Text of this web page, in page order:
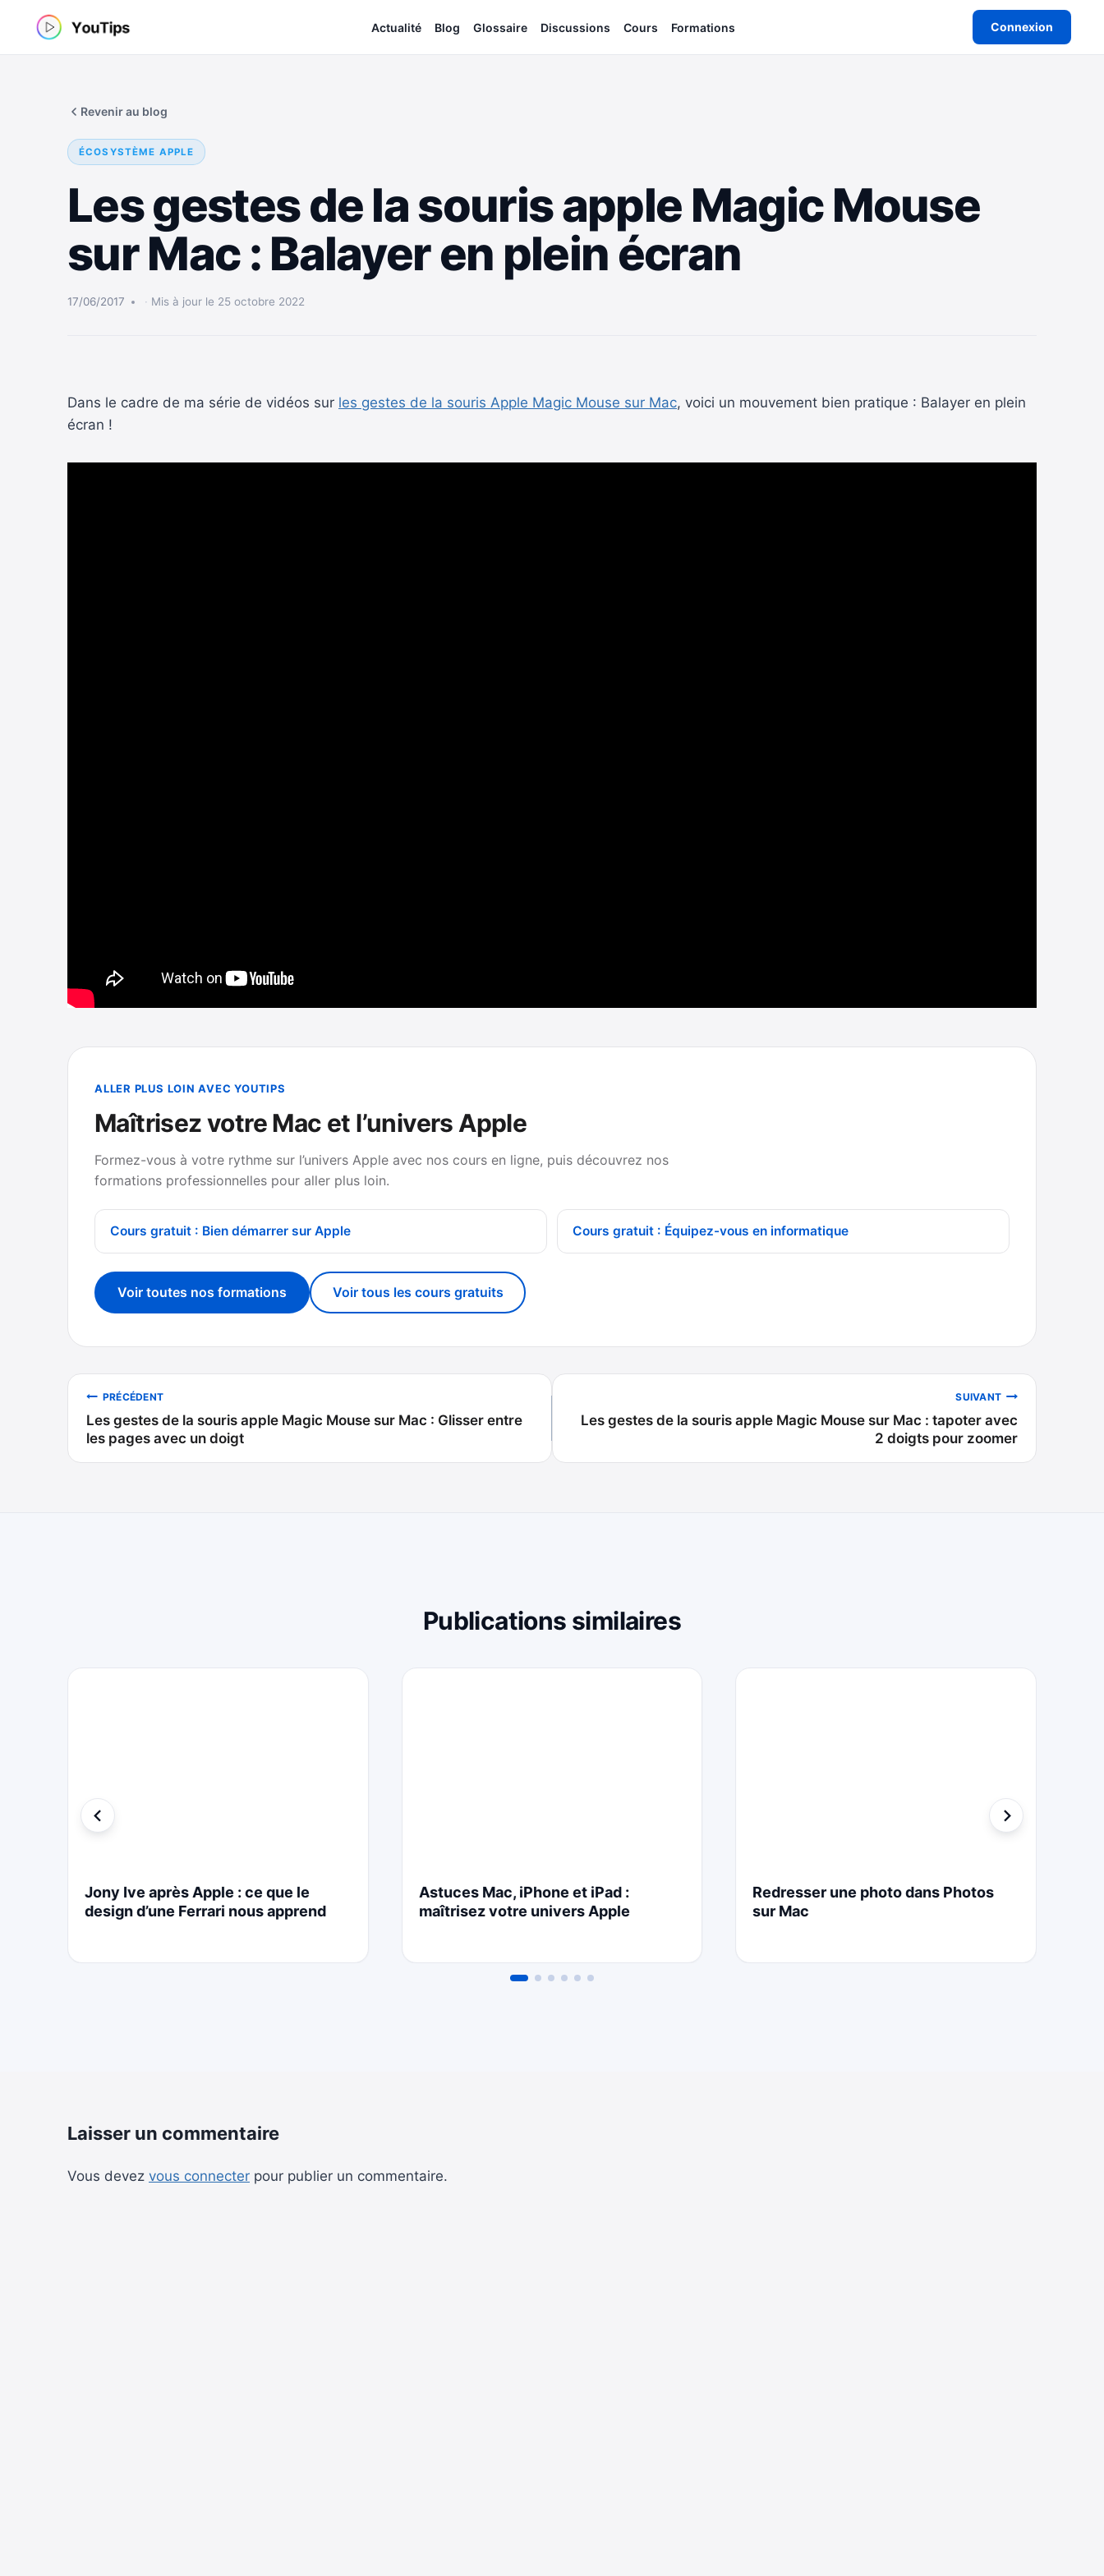
Actualité Blog Glossaire Discussions Cours Formations Connexion
Revenir au blog
ÉCOSYSTÈME APPLE
Les gestes de la souris apple Magic Mouse
sur Mac : Balayer en plein écran
17/06/2017 Mis à jour le 25 octobre 2022
Dans le cadre de ma série de vidéos sur les gestes de la souris Apple Magic Mouse sur Mac, voici un mouvement bien pratique : Balayer en plein
écran !
ALLER PLUS LOIN AVEC YOUTIPS
Maîtrisez votre Mac et l’univers Apple
Formez-vous à votre rythme sur l’univers Apple avec nos cours en ligne, puis découvrez nos
formations professionnelles pour aller plus loin.
Cours gratuit : Bien démarrer sur Apple Cours gratuit : Équipez-vous en informatique
Voir toutes nos formations Voir tous les cours gratuits
Navigation
de
l’article
PRÉCÉDENT
Les gestes de la souris apple Magic Mouse sur Mac : Glisser entre
les pages avec un doigt
SUIVANT
Les gestes de la souris apple Magic Mouse sur Mac : tapoter avec
2 doigts pour zoomer
Publications similaires
Jony Ive après Apple : ce que le
design d’une Ferrari nous apprend
Astuces Mac, iPhone et iPad :
maîtrisez votre univers Apple
Redresser une photo dans Photos
sur Mac
Laisser un commentaire
Vous devez vous connecter pour publier un commentaire.